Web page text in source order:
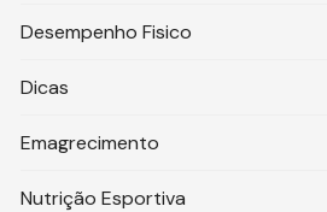
Desempenho Fisico
Dicas
Emagrecimento
Nutrição Esportiva